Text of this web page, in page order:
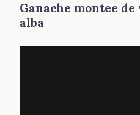
Ganache montee
alba